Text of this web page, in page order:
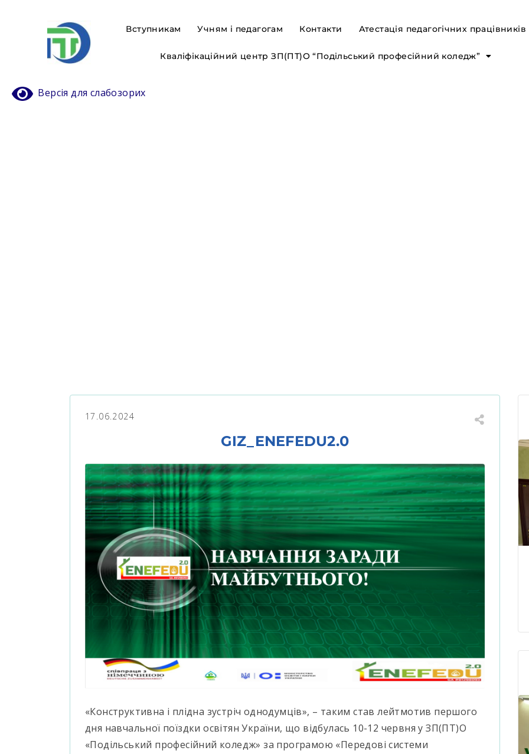
Вступникам Учням і педагогам Контакти Атестація педагогічних працівників
Кваліфікаційний центр ЗП(ПТ)О “Подільський професійний коледж”
Версія для слабозорих
17.06.2024
GIZ_ENEFEDU2.0
«Конструктивна і плідна зустріч однодумців», – таким став лейтмотив першого
дня навчальної поїздки освітян України, що відбулась 10-12 червня у ЗП(ПТ)О
«Подільський професійний коледж» за програмою «Передові системи